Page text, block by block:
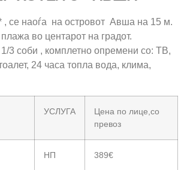
наоѓа на островот Авша на 15 м.
во центарот на градот.
3 соби , комплетно опремени со: ТВ,
24 часа топла вода, клима,
УСЛУГА
Цена по лице,со
превоз
НП 389€